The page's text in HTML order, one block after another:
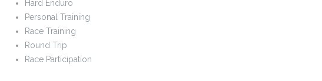
Hard Enduro
Personal Training
Race Training
Round Trip
Race Participation